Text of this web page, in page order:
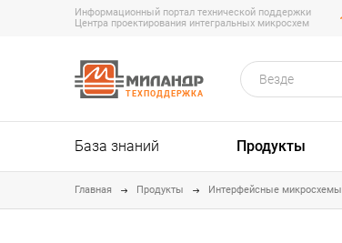
Информационный портал технической поддержки
Центра проектирования интегральных микросхем
ТЕХПОДДЕРЖКА
Везде
База знаний Продукты
Главная Продукты Интерфейсные микросхемы